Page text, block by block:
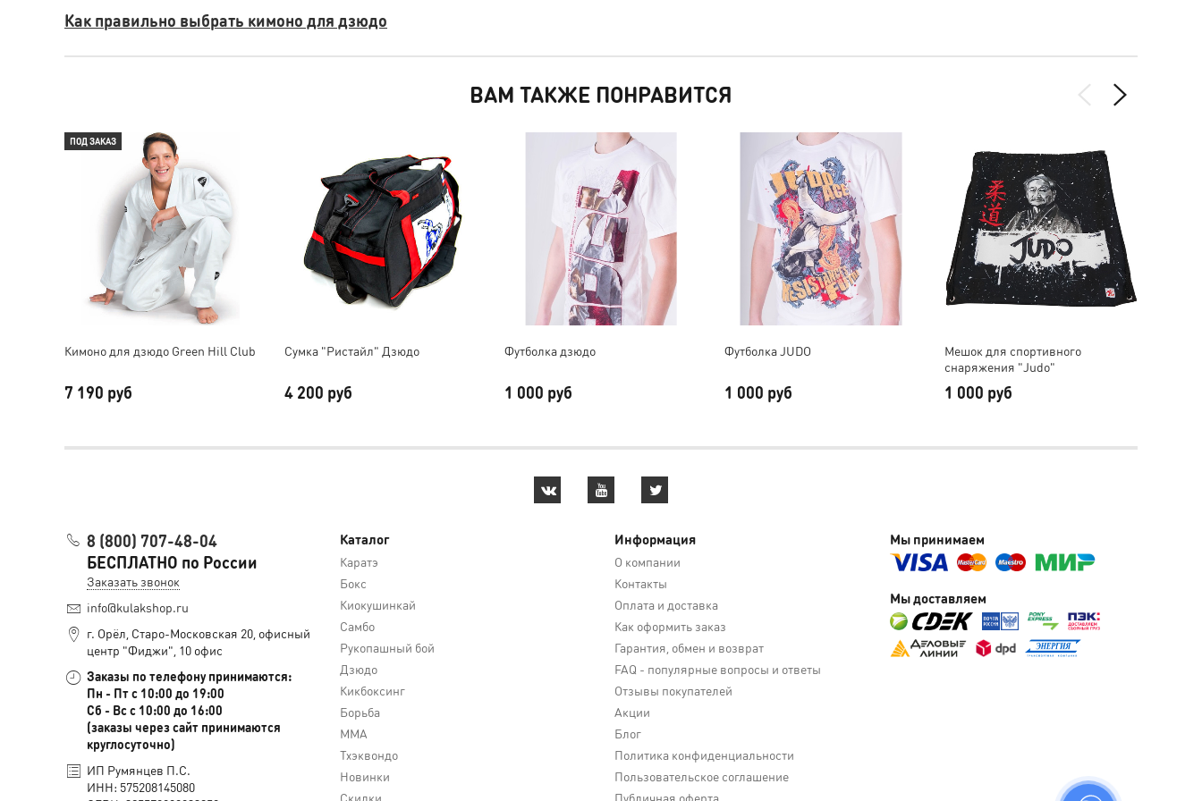
Как правильно выбрать кимоно для дзюдо
ВАМ ТАКЖЕ ПОНРАВИТСЯ
ПОД ЗАКАЗ
Кимоно для дзюдо Green Hill Club
7 190 руб
Сумка "Ристайл" Дзюдо
4 200 руб
Футболка дзюдо
1 000 руб
Футболка JUDO
1 000 руб
Мешок для спортивного
снаряжения "Judo"
1 000 руб
Каталог
Каратэ
Бокс
Киокушинкай
Самбо
Рукопашный бой
Дзюдо
Кикбоксинг
Борьба
MMA
Тхэквондо
Новинки
Скидки
Информация
О компании
Контакты
Оплата и доставка
Как оформить заказ
Гарантия, обмен и возврат
FAQ - популярные вопросы и ответы
Отзывы покупателей
Акции
Блог
Политика конфиденциальности
Пользовательское соглашение
Публичная оферта
Мы принимаем
Мы доставляем
8 (800) 707-48-04
БЕСПЛАТНО по России
Заказать звонок
info@kulakshop.ru
г. Орёл, Старо-Московская 20, офисный
центр "Фиджи", 10 офис
Заказы по телефону принимаются:
Пн - Пт с 10:00 до 19:00
Сб - Вс с 10:00 до 16:00
(заказы через сайт принимаются
круглосуточно)
ИП Румянцев П.С.
ИНН: 575208145080